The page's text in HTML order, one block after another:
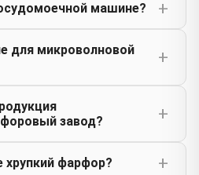
машине?
для микроволновой
завод?
хрупкий фарфор?